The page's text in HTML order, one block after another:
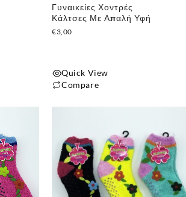
Γυναικείες Χοντρές
Κάλτσες Με Απαλή Υφή
€3,00
Quick View
Compare